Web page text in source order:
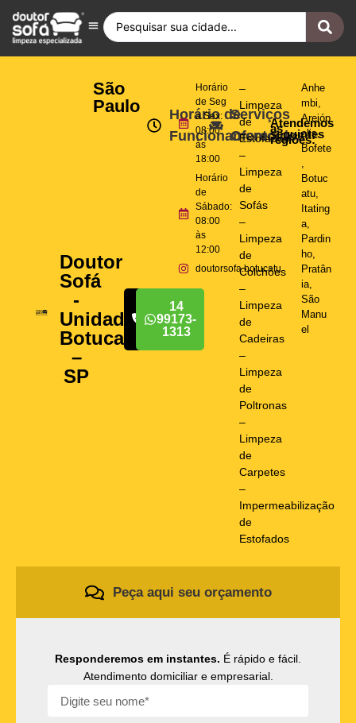
Doutor
Sofá
-
Unidade
Botucatu
–
SP
São
Paulo
14
99173-
1313
14
99173-
1313
Horário de
Funcionamento
Horário
de Seg
a Sex:
08:00
às
18:00
Horário
de
Sábado:
08:00
às
12:00
doutorsofa.botucatu
Serviços
Oferecidos
–
Limpeza
de
Estofados
–
Limpeza
de
Sofás
–
Limpeza
de
Colchões
–
Limpeza
de
Cadeiras
–
Limpeza
de
Poltronas
–
Limpeza
de
Carpetes
–
Impermeabilização
de
Estofados
Atendemos
as
seguintes
regiões:
Anhe
mbi,
Areióp
olis,
Bofete
,
Botuc
atu,
Itating
a,
Pardin
ho,
Pratân
ia,
São
Manu
el
Peça aqui seu orçamento
Responderemos em instantes. É rápido e fácil.
Atendimento domiciliar e empresarial.